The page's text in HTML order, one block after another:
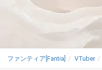
ファンティア[Fantia] VTuber